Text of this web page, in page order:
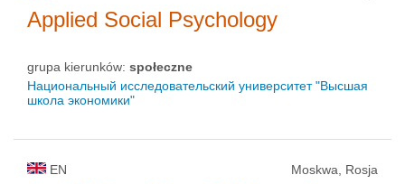
Applied Social Psychology
grupa kierunków: społeczne
Национальный исследовательский университет "Высшая
школа экономики"
EN Moskwa, Rosja